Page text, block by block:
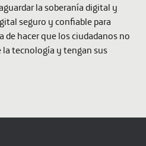
la soberanía digital y
seguro y confiable para
hacer que los ciudadanos no
tecnología y tengan sus